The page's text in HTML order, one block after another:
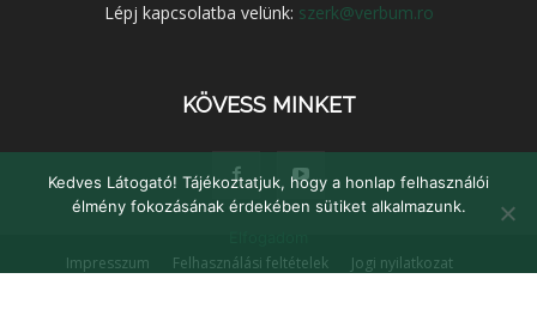
Lépj kapcsolatba velünk: szerk@verbum.ro
KÖVESS MINKET
Impresszum Felhasználási feltételek
Jogi nyilatkozat
Kedves Látogató! Tájékoztatjuk, hogy a honlap felhasználói
élmény fokozásának érdekében sütiket alkalmazunk.